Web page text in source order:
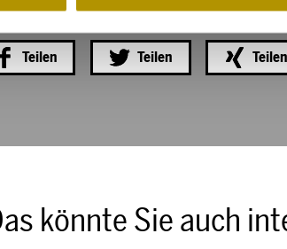
Teilen Teilen Teilen
könnte Sie auch